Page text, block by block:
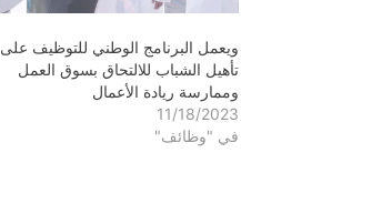
ويعمل البرنامج الوطني للتوظيف على
تأهيل الشباب للالتحاق بسوق العمل
وممارسة ريادة الأعمال
11/18/2023
في "وظائف"